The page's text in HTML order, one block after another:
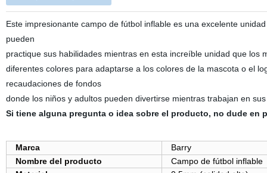
Este impresionante campo de fútbol inflable es una excelente
pueden
practique sus habilidades mientras en esta increíble unidad que los
diferentes colores para adaptarse a los colores de la mascota o el
recaudaciones de fondos
donde los niños y adultos pueden divertirse mientras trabajan en
Si tiene alguna pregunta o idea sobre el producto, no dude en
Marca
Barry
Nombre del producto
Campo de fútbol inflable